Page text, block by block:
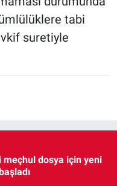
tabi
suretiyle
meçhul dosya için yeni